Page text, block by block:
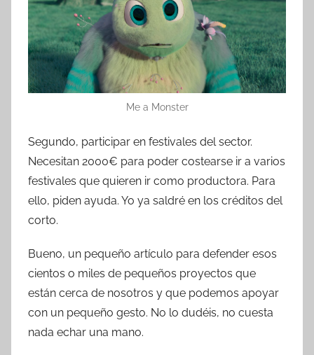
Me a Monster
Segundo, participar en festivales del sector.
Necesitan 2000€ para poder costearse ir a varios
festivales que quieren ir como productora. Para
ello, piden ayuda. Yo ya saldré en los créditos del
corto.
Bueno, un pequeño artículo para defender esos
cientos o miles de pequeños proyectos que
están cerca de nosotros y que podemos apoyar
con un pequeño gesto. No lo dudéis, no cuesta
nada echar una mano.